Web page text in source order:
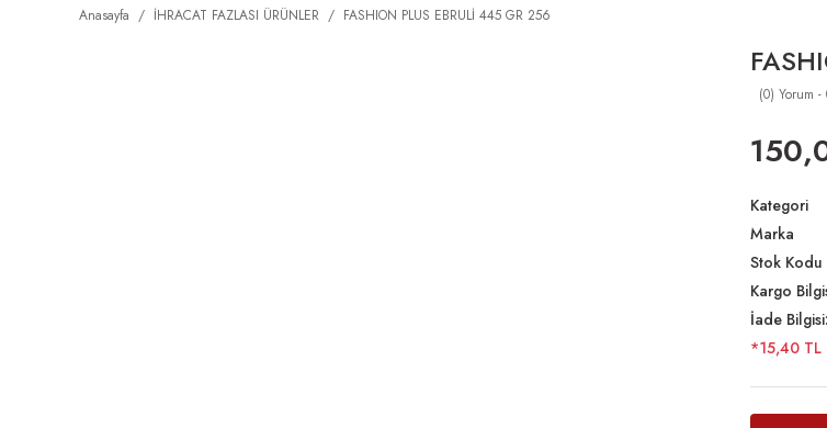
Anasayfa İHRACAT FAZLASI ÜRÜNLER FASHION PLUS EBRULİ 445 GR 256
(0) Yorum -
Kategori
Marka
Stok Kodu
Kargo
İade Bilgisi:
*15,40 TL